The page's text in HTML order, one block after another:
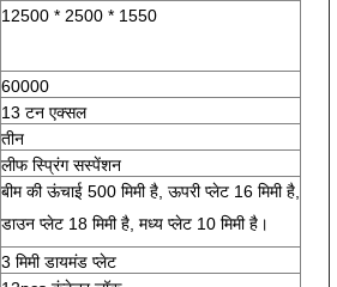
12500 * 2500 * 1550
60000
13 टन एक्सल
तीन
लीफ स्प्रिंग सस्पेंशन
बीम की ऊंचाई 500 मिमी है, ऊपरी प्लेट 16 मिमी है,
डाउन प्लेट 18 मिमी है, मध्य प्लेट 10 मिमी है।
3 मिमी डायमंड प्लेट